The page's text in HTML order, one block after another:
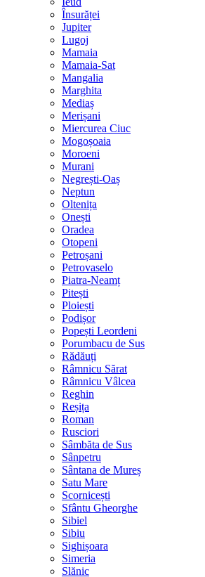
Însurăței
Jupiter
Lugoj
Mamaia
Mamaia-Sat
Mangalia
Marghita
Mediaș
Merișani
Miercurea Ciuc
Mogoșoaia
Moroeni
Murani
Negrești-Oaș
Neptun
Oltenița
Onești
Oradea
Otopeni
Petroșani
Petrovaselo
Piatra-Neamț
Pitești
Ploiești
Podișor
Popești Leordeni
Porumbacu de Sus
Rădăuți
Râmnicu Sărat
Râmnicu Vâlcea
Reghin
Reșița
Roman
Rusciori
Sâmbăta de Sus
Sânpetru
Sântana de Mureș
Satu Mare
Scornicești
Sfântu Gheorghe
Sibiel
Sibiu
Sighișoara
Simeria
Slănic